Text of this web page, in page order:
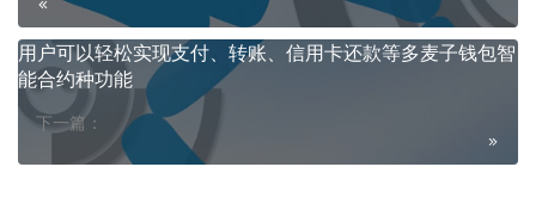
下一篇：
用户可以轻松实现支付、转账、信用卡还款等多麦子钱包智
能合约种功能